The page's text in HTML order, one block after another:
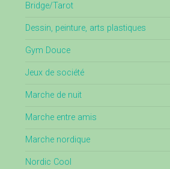
Bridge/Tarot
Dessin, peinture, arts plastiques
Gym Douce
Jeux de société
Marche de nuit
Marche entre amis
Marche nordique
Nordic Cool